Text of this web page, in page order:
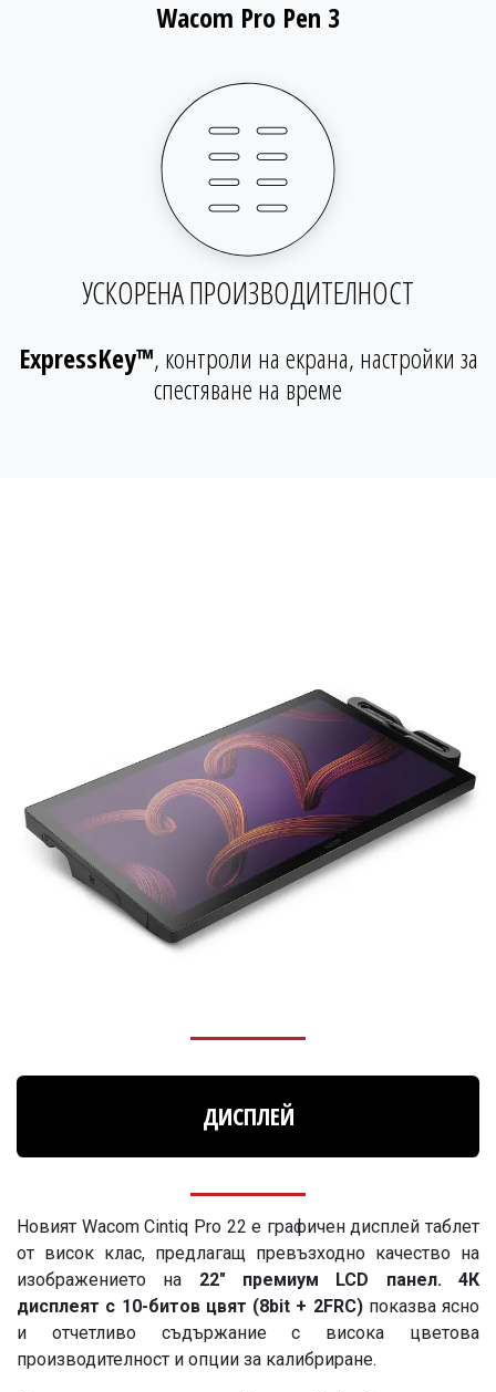
Wacom Pro Pen 3
УСКОРЕНА ПРОИЗВОДИТЕЛНОСТ
ExpressKey™, контроли на екрана, настройки за
спестяване на време
ДИСПЛЕЙ
Новият Wacom Cintiq Pro 22 е графичен дисплей таблет
от висок клас, предлагащ превъзходно качество на
изображението на 22" премиум LCD панел. 4К
дисплеят с 10-битов цвят (8bit + 2FRC)показва ясно
и отчетливо съдържание с висока цветова
производителност и опции за калибриране.